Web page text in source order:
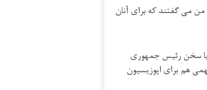
می گفتند که برای آنان
یا سخن رئیس جمهوری
هم برای اپوزیسیون